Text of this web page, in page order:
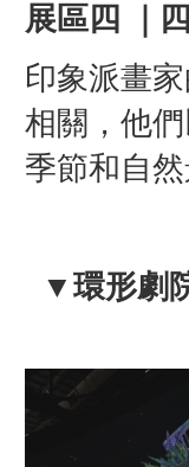
展區四 ｜
印象派畫
相關，他
季節和自然
▼環形劇